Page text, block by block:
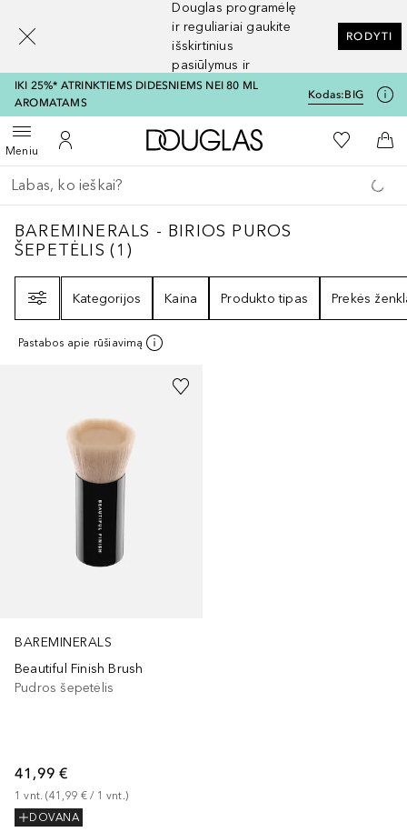
Douglas programėlę
ir reguliariai gaukite
išskirtinius
pasiūlymus ir
nuolaidas
RODYTI
IKI 25%* ATRINKTIEMS DIDESNIEMS NEI 80 ML
AROMATAMS
Kodas:BIG
MeniuAtidaryti meniuĮ mano paskyrą
Į Douglas pagrindinį
Į mano
Į
Grįžk atgal
Vykdykite paiešką
BAREMINERALS - BIRIOS PUROS ŠEPETĖLIS
BAREMINERALS - BIRIOS PUROS
ŠEPETĖLIS (1 )
Kategorijos
Kaina Produkto tipas Prekės
Pastabos apie rūšiavimą
BAREMINERALS
Beautiful Finish Brush
Pudros šepetėlis
41,99 €
1 vnt. (41,99 € / 1 vnt.)
DOVANA
[navigation.slideout.screenreader]